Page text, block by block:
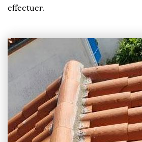
effectuer.